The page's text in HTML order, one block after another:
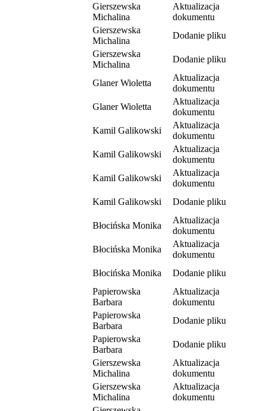
Gierszewska
Michalina
Aktualizacja
dokumentu
Gierszewska
Michalina
Dodanie pliku
Gierszewska
Michalina
Dodanie pliku
Glaner Wioletta
Aktualizacja
dokumentu
Glaner Wioletta
Aktualizacja
dokumentu
Kamil Galikowski
Aktualizacja
dokumentu
Kamil Galikowski
Aktualizacja
dokumentu
Kamil Galikowski
Aktualizacja
dokumentu
Kamil Galikowski
Dodanie pliku
Błocińska Monika
Aktualizacja
dokumentu
Błocińska Monika
Aktualizacja
dokumentu
Błocińska Monika
Dodanie pliku
Papierowska
Barbara
Aktualizacja
dokumentu
Papierowska
Barbara
Dodanie pliku
Papierowska
Barbara
Dodanie pliku
Gierszewska
Michalina
Aktualizacja
dokumentu
Gierszewska
Michalina
Aktualizacja
dokumentu